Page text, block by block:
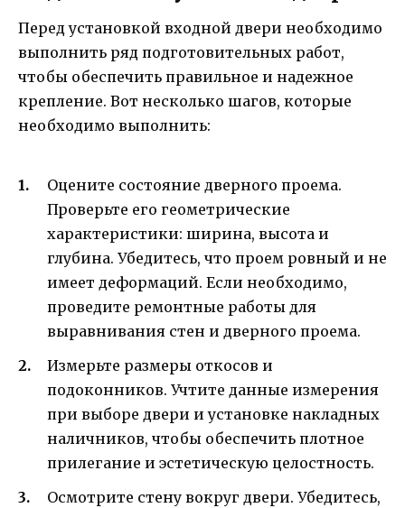
Перед установкой входной двери необходимо
выполнить ряд подготовительных работ,
чтобы обеспечить правильное и надежное
крепление. Вот несколько шагов, которые
необходимо выполнить:
Оцените состояние дверного проема.
Проверьте его геометрические
характеристики: ширина, высота и
глубина. Убедитесь, что проем ровный и не
имеет деформаций. Если необходимо,
проведите ремонтные работы для
выравнивания стен и дверного проема.
Измерьте размеры откосов и
подоконников. Учтите данные измерения
при выборе двери и установке накладных
наличников, чтобы обеспечить плотное
прилегание и эстетическую целостность.
Осмотрите стену вокруг двери. Убедитесь,